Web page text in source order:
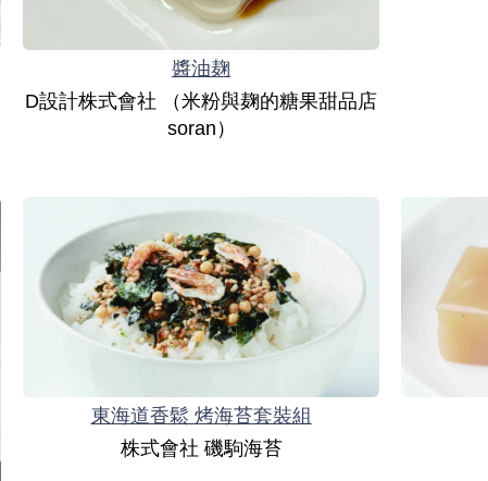
醬油麹
D設計株式會社 （米粉與麹的糖果甜品店
soran）
東海道香鬆 烤海苔套裝組
株式會社 磯駒海苔